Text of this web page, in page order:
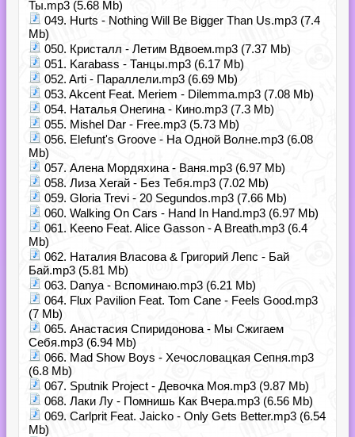
Ты.mp3 (5.68 Mb)
049. Hurts - Nothing Will Be Bigger Than Us.mp3 (7.4
Mb)
050. Кристалл - Летим Вдвоем.mp3 (7.37 Mb)
051. Karabass - Танцы.mp3 (6.17 Mb)
052. Arti - Параллели.mp3 (6.69 Mb)
053. Akcent Feat. Meriem - Dilemma.mp3 (7.08 Mb)
054. Наталья Онегина - Кино.mp3 (7.3 Mb)
055. Mishel Dar - Free.mp3 (5.73 Mb)
056. Elefunt's Groove - На Одной Волне.mp3 (6.08
Mb)
057. Алена Мордяхина - Ваня.mp3 (6.97 Mb)
058. Лиза Хегай - Без Тебя.mp3 (7.02 Mb)
059. Gloria Trevi - 20 Segundos.mp3 (7.66 Mb)
060. Walking On Cars - Hand In Hand.mp3 (6.97 Mb)
061. Keeno Feat. Alice Gasson - A Breath.mp3 (6.4
Mb)
062. Наталия Власова & Григорий Лепс - Бай
Бай.mp3 (5.81 Mb)
063. Danya - Вспоминаю.mp3 (6.21 Mb)
064. Flux Pavilion Feat. Tom Cane - Feels Good.mp3
(7 Mb)
065. Анастасия Спиридонова - Мы Сжигаем
Себя.mp3 (6.94 Mb)
066. Mad Show Boys - Хечословацкая Сепня.mp3
(6.8 Mb)
067. Sputnik Project - Девочка Моя.mp3 (9.87 Mb)
068. Лаки Лу - Помнишь Как Вчера.mp3 (6.56 Mb)
069. Carlprit Feat. Jaicko - Only Gets Better.mp3 (6.54
Mb)